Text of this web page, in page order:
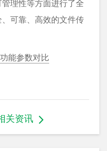
理性等方面进行了全
可靠、高效的文件传
能参数对比
关资讯